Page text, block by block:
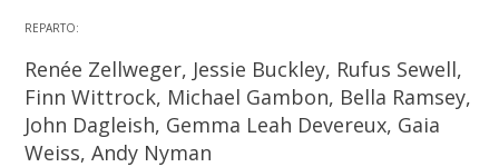
REPARTO:
Renée Zellweger, Jessie Buckley, Rufus Sewell,
Finn Wittrock, Michael Gambon, Bella Ramsey,
John Dagleish, Gemma Leah Devereux, Gaia
Weiss, Andy Nyman